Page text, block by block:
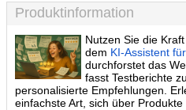
Produktinformation
Nutzen Sie die
dem KI-Assistent
durchforstet das
fasst Testberichte
personalisierte Empfehlungen.
einfachste Art, sich über Produkte